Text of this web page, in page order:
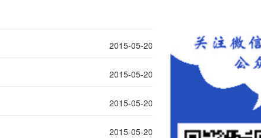
2015-05-20
2015-05-20
2015-05-20
2015-05-20